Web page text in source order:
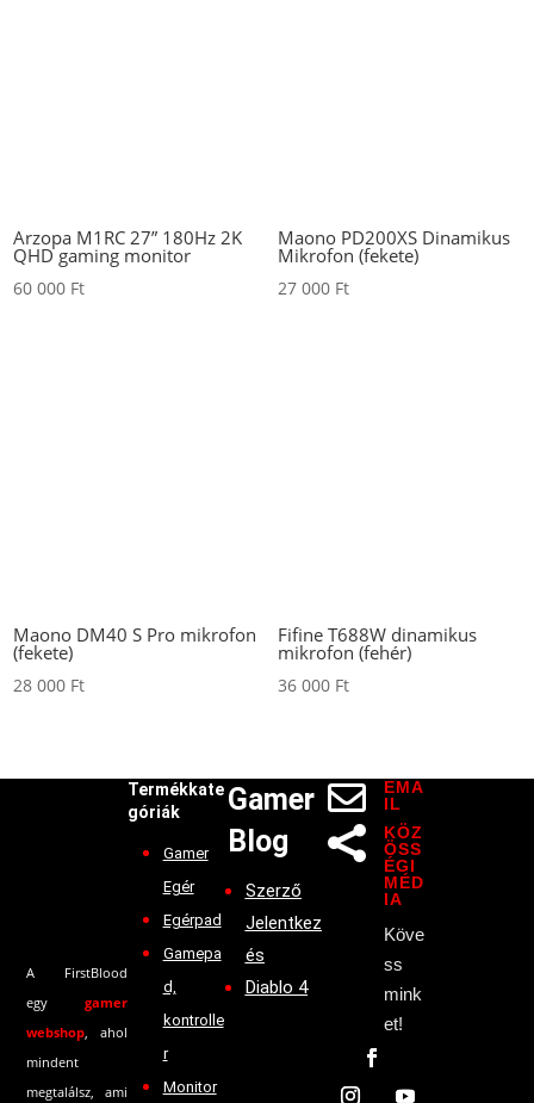
Arzopa M1RC 27” 180Hz 2K
QHD gaming monitor
60 000 Ft
Maono PD200XS Dinamikus
Mikrofon (fekete)
27 000 Ft
Maono DM40 S Pro mikrofon
(fekete)
28 000 Ft
Fifine T688W dinamikus
mikrofon (fehér)
36 000 Ft
A FirstBlood
egy gamer
webshop, ahol
mindent
megtalálsz, ami
Termékkate
góriák
Gamer
Egér
Egérpad
Gamepa
d,
kontrolle
r
Monitor
Gamer
Blog
Szerző
Jelentkez
és
Diablo 4

EMA
IL

KÖZ
ÖSS
ÉGI
MÉD
IA
Köve
ss
mink
et!